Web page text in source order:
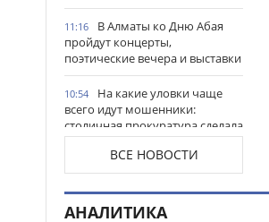
11:16
В Алматы ко Дню Абая
пройдут концерты,
поэтические вечера и выставки
10:54
На какие уловки чаще
всего идут мошенники:
столичная прокуратура сделала
важное предупреждение
гражданам
10:44
Продкорпорация
увеличила финансирование
ВСЕ НОВОСТИ
АНАЛИТИКА